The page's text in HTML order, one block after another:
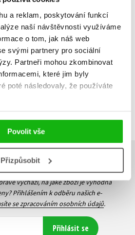
a reklam, poskytování funkcí
naší návštěvnosti využíváme
o tom, jak náš web
svými partnery pro sociální
Partneři mohou zkombinovat
které jim byly
poté následovaly, že používáte
Povolit vše
Přizpůsobit
1 Další
první!
vychází, na jaké zboží je výhodná
Přihlášením k odběru našich e-
se zpracováním osobních údajů.
Přihlásit se